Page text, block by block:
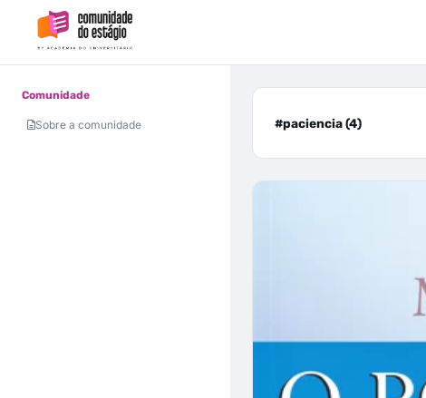
Comunidade
Sobre a comunidade #paciencia (4)